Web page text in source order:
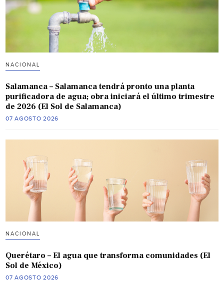
NACIONAL
Salamanca – Salamanca tendrá pronto una planta
purificadora de agua; obra iniciará el último trimestre
de 2026 (El Sol de Salamanca)
07 AGOSTO 2026
NACIONAL
Querétaro – El agua que transforma comunidades (El
Sol de México)
07 AGOSTO 2026